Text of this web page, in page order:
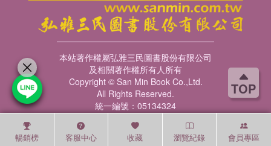
TOP
暢銷榜 客服中心 收藏 瀏覽紀錄 會員專區
本站著作權屬弘雅三民圖書股份有限公司
及相關著作權所有人所有
Copyright © San Min Book Co.,Ltd.
All Rights Reserved.
統一編號：05134324